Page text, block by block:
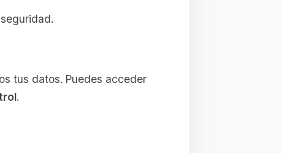
tus datos. Puedes acceder
.